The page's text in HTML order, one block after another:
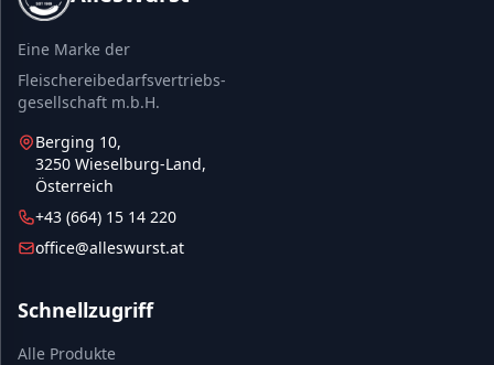
Eine Marke der
Fleischereibedarfsvertriebs-
gesellschaft m.b.H.
Berging 10,
3250 Wieselburg-Land,
Österreich
+43 (664) 15 14 220
office@alleswurst.at
Schnellzugriff
Alle Produkte